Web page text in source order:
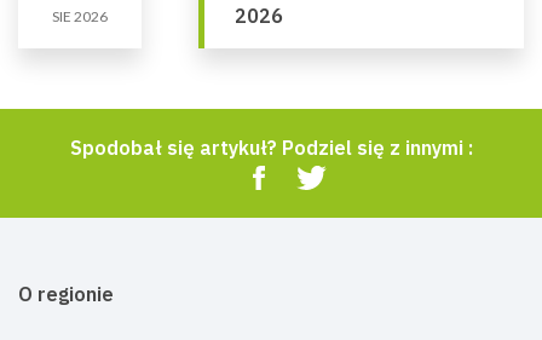
SIE 2026
2026
Spodobał się artykuł? Podziel się z innymi :
O regionie